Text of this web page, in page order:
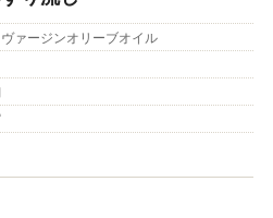
ァージンオリーブオイル